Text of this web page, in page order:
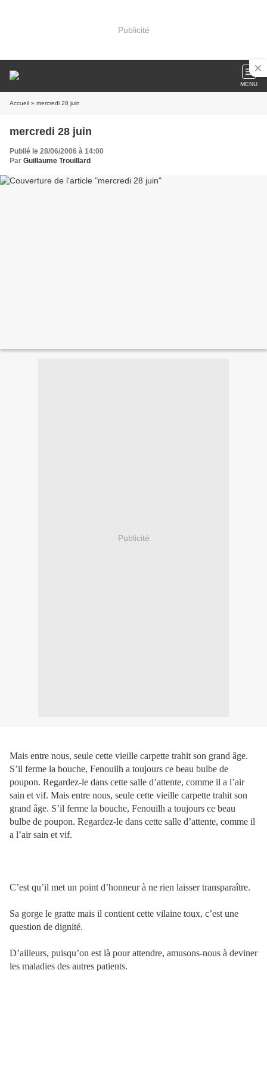
Publicité
MENU
Accueil » mercredi 28 juin
mercredi 28 juin
Publié le 28/06/2006 à 14:00
Par Guillaume Trouillard
Publicité
Mais entre nous, seule cette vieille carpette trahit son grand âge.
S’il ferme la bouche, Fenouilh a toujours ce beau bulbe de
poupon. Regardez-le dans cette salle d’attente, comme il a l’air
sain et vif. Mais entre nous, seule cette vieille carpette trahit son
grand âge. S’il ferme la bouche, Fenouilh a toujours ce beau
bulbe de poupon. Regardez-le dans cette salle d’attente, comme il
a l’air sain et vif.
C’est qu’il met un point d’honneur à ne rien laisser transparaître.
Sa gorge le gratte mais il contient cette vilaine toux, c’est une
question de dignité.
D’ailleurs, puisqu’on est là pour attendre, amusons-nous à deviner
les maladies des autres patients.